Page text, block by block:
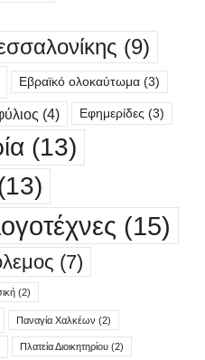
(9)
Εβραϊκό ολοκαύτωμα (3)
(4) Εφημερίδες (3)
(13)
(15)
(7)
(2)
Παναγία Χαλκέων (2)
Πλατεία Διοικητηρίου (2)